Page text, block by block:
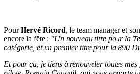
PourHervé Ricord, le team manager et
encore la fête : "Un nouveau titre pour la
catégorie, et un premier titre pour la 890
Et pour ça, je tiens à renouveler toutes